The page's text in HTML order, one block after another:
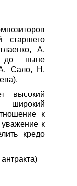
старшего
А.
до ныне
Сало, Н.
высокий
широкий
к
к
кредо